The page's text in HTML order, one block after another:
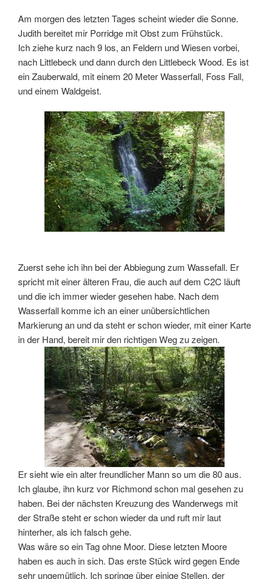
Am morgen des letzten Tages scheint wieder die Sonne.
Judith bereitet mir Porridge mit Obst zum Frühstück.
Ich ziehe kurz nach 9 los, an Feldern und Wiesen vorbei,
nach Littlebeck und dann durch den Littlebeck Wood. Es ist
ein Zauberwald, mit einem 20 Meter Wasserfall, Foss Fall,
und einem Waldgeist.
Zuerst sehe ich ihn bei der Abbiegung zum Wassefall. Er
spricht mit einer älteren Frau, die auch auf dem C2C läuft
und die ich immer wieder gesehen habe. Nach dem
Wasserfall komme ich an einer unübersichtlichen
Markierung an und da steht er schon wieder, mit einer Karte
in der Hand, bereit mir den richtigen Weg zu zeigen.
Er sieht wie ein alter freundlicher Mann so um die 80 aus.
Ich glaube, ihn kurz vor Richmond schon mal gesehen zu
haben. Bei der nächsten Kreuzung des Wanderwegs mit
der Straße steht er schon wieder da und ruft mir laut
hinterher, als ich falsch gehe.
Was wäre so ein Tag ohne Moor. Diese letzten Moore
haben es auch in sich. Das erste Stück wird gegen Ende
sehr ungemütlich. Ich springe über einige Stellen, der